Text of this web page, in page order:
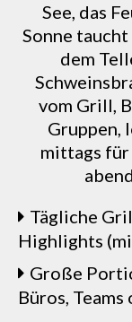
See, das
Sonne
dem
vom Grill,
Gruppen,
mittags für
Tägliche
Highlights
Große
Büros,